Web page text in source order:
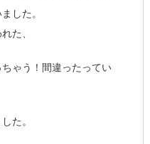
した。
た、
ちゃう！間違ったってい
た。